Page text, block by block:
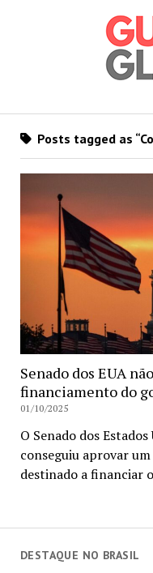
DESTAQUE NO BRASIL
Posts tagged as
Senado dos EUA
financiamento do
01/10/2025
O Senado dos
conseguiu aprovar
destinado a financiar